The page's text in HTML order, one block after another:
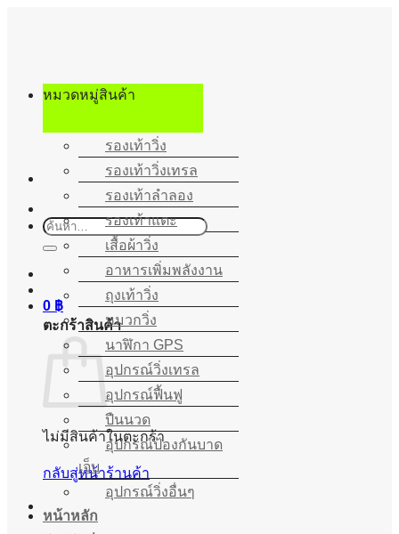
เนื้อหา
ค้นหา:
0 ฿
ตะกร้าสินค้า
ไม่มีสินค้าในตะกร้า
กลับสู่หน้าร้านค้า
หมวดหมู่สินค้า
รองเท้าวิ่ง
รองเท้าวิ่งเทรล
รองเท้าลำลอง
รองเท้าแตะ
เสื้อผ้าวิ่ง
อาหารเพิ่มพลังงาน
ถุงเท้าวิ่ง
หมวกวิ่ง
นาฬิกา GPS
อุปกรณ์วิ่งเทรล
อุปกรณ์ฟื้นฟู
ปืนนวด
อุปกรณ์ป้องกันบาด
เจ็บ
อุปกรณ์วิ่งอื่นๆ
หน้าหลัก